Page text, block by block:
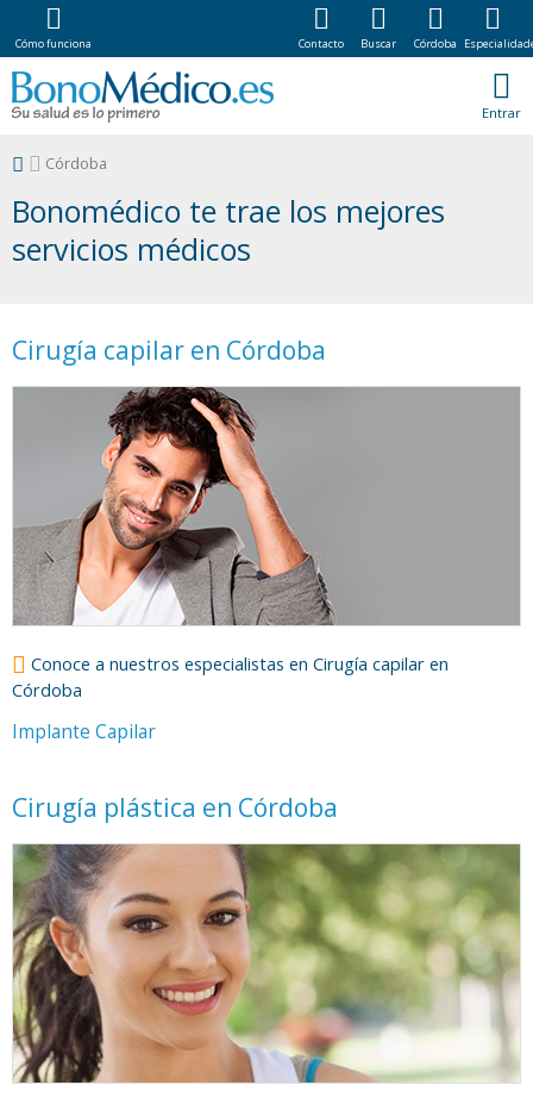
Entrar
Córdoba
Bonomédico te trae los mejores
servicios médicos
Cirugía capilar en Córdoba
Conoce a nuestros especialistas en Cirugía capilar en
Córdoba
Implante Capilar
Cirugía plástica en Córdoba
Cómo funciona Contacto Buscar Córdoba